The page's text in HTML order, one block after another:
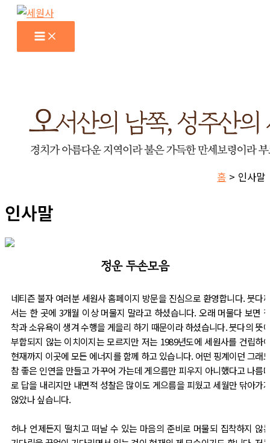
Main
Menu
홈 인사말
인사말
정운 두손모음
네티즌 불자 여러분 세원사 홈페이지 방문을 진심으로 환영합니다. 붓다
서는 한 곳에 3개월 이상 머물지 말라고 하셨습니다. 오래 머물다 보면
착과 소유욕이 생겨 수행을 게을리 하기 때문이라 하셨습니다. 붓다의 뜻
부합되지 않는 이치이지는 모르지만 저는 1989년도에 세원사를 건립하
현재까지 이곳에 모든 에너지를 함께 하고 있습니다. 어떤 핑계이던 그래
참 좋은 인연을 만들고 가꾸어 가는데 게으름만 피우지 아니했다고 나름
로 답을 내리지만 내면적 성찰은 많이도 게으름을 피웠고 세월만 닦아가
않았나 싶습니다.
허나 언제든지 떨치고 떠날 수 있는 마음의 준비로 머물되 집착하지 않